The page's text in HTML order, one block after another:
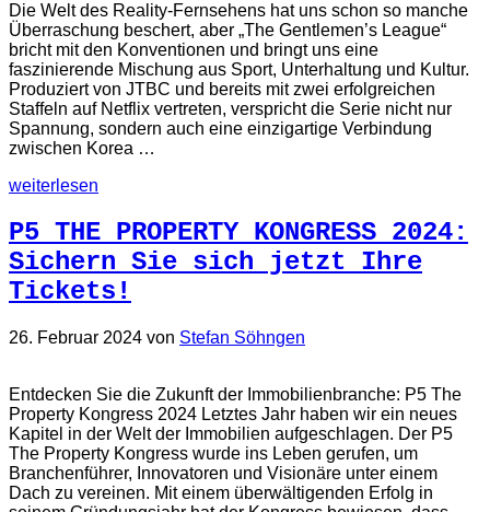
Die Welt des Reality-Fernsehens hat uns schon so manche
Überraschung beschert, aber „The Gentlemen’s League“
bricht mit den Konventionen und bringt uns eine
faszinierende Mischung aus Sport, Unterhaltung und Kultur.
Produziert von JTBC und bereits mit zwei erfolgreichen
Staffeln auf Netflix vertreten, verspricht die Serie nicht nur
Spannung, sondern auch eine einzigartige Verbindung
zwischen Korea …
weiterlesen
P5 THE PROPERTY KONGRESS 2024:
Sichern Sie sich jetzt Ihre
Tickets!
26. Februar 2024 von Stefan Söhngen
Entdecken Sie die Zukunft der Immobilienbranche: P5 The
Property Kongress 2024 Letztes Jahr haben wir ein neues
Kapitel in der Welt der Immobilien aufgeschlagen. Der P5
The Property Kongress wurde ins Leben gerufen, um
Branchenführer, Innovatoren und Visionäre unter einem
Dach zu vereinen. Mit einem überwältigenden Erfolg in